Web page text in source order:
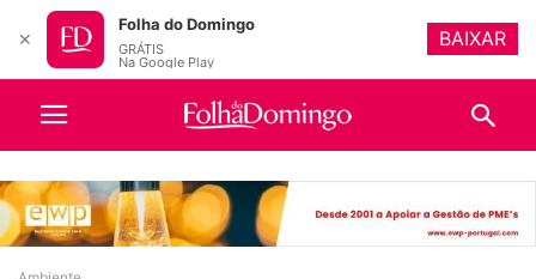
✕
Folha do Domingo
GRÁTIS
Na Google Play
BAIXAR